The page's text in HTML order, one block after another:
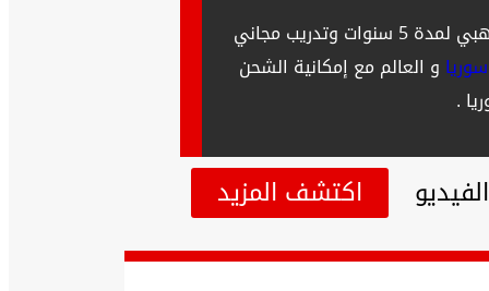
أجهزة أصلية بنسبة 100 % بضمان ذهبي لمدة 5 سنوات وتدريب مجاني
و العالم مع إمكانية الشحن
.
اكتشف المزيد